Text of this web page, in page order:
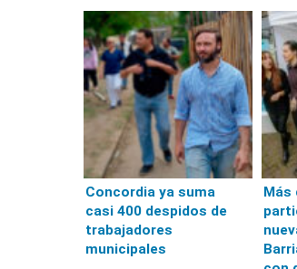
Concordia ya suma
casi 400 despidos de
trabajadores
municipales
Más